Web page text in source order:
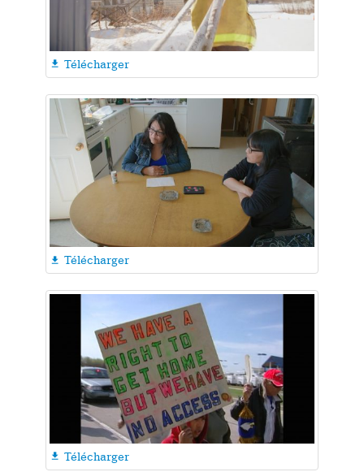
 Télécharger
 Télécharger
 Télécharger